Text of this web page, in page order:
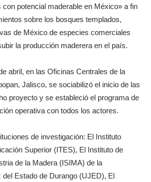
potencial maderable en México» a fin
sobre los bosques templados,
de México de especies comerciales
la producción maderera en el país.
abril, en las Oficinas Centrales de la
Jalisco, se sociabilizó el inicio de las
proyecto y se estableció el programa de
operativa con todos los actores.
de investigación: El Instituto
Superior (ITES), El Instituto de
de la Madera (ISIMA) de la
del Estado de Durango (UJED), El